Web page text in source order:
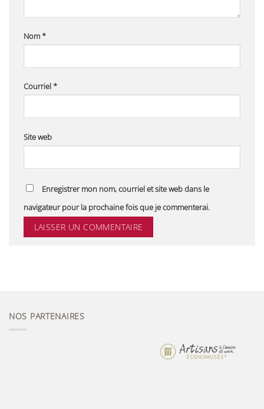
Nom*
Courriel*
Site web
Enregistrer mon nom, courriel et site web dans le
navigateur pour la prochaine fois que je commenterai.
NOS PARTENAIRES